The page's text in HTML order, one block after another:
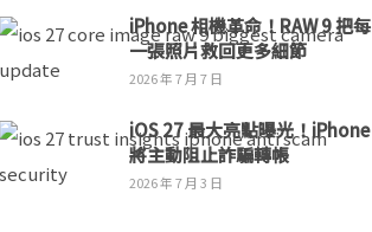
iPhone 相機革命！RAW 9 把每
一張照片救回更多細節
2026 年 7 月 7 日
iOS 27 最大亮點曝光！iPhone
將主動阻止詐騙轉帳
2026 年 7 月 3 日